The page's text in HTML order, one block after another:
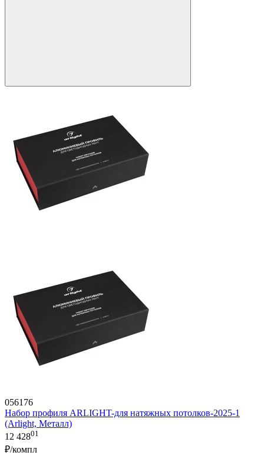
056176
Набор профиля ARLIGHT-для натяжных потолков-2025-1
(Arlight, Металл)
12 42801
₽/компл